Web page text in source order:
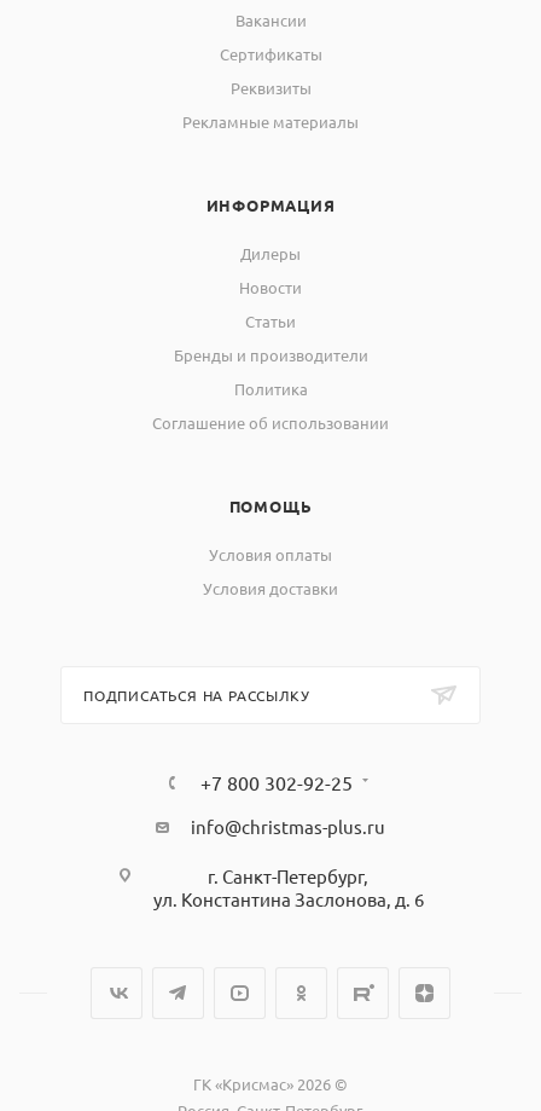
Вакансии
Сертификаты
Реквизиты
Рекламные материалы
ИНФОРМАЦИЯ
Дилеры
Новости
Статьи
Бренды и производители
Политика
Соглашение об использовании
ПОМОЩЬ
Условия оплаты
Условия доставки
ПОДПИСАТЬСЯ НА РАССЫЛКУ
+7 800 302-92-25
info@christmas-plus.ru
г. Санкт-Петербург,
ул. Константина Заслонова, д. 6
ГК «Крисмас» 2026 ©